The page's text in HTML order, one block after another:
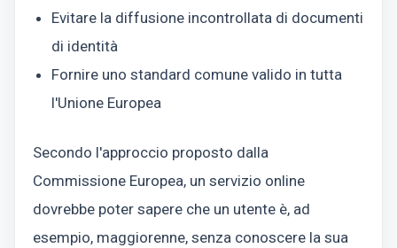
Evitare la diffusione incontrollata di documenti
di identità
Fornire uno standard comune valido in tutta
l'Unione Europea
Secondo l'approccio proposto dalla
Commissione Europea, un servizio online
dovrebbe poter sapere che un utente è, ad
esempio, maggiorenne, senza conoscere la sua